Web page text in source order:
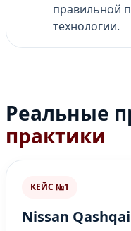
правильной
технологии.
Реальные
практики
КЕЙС №1
Nissan